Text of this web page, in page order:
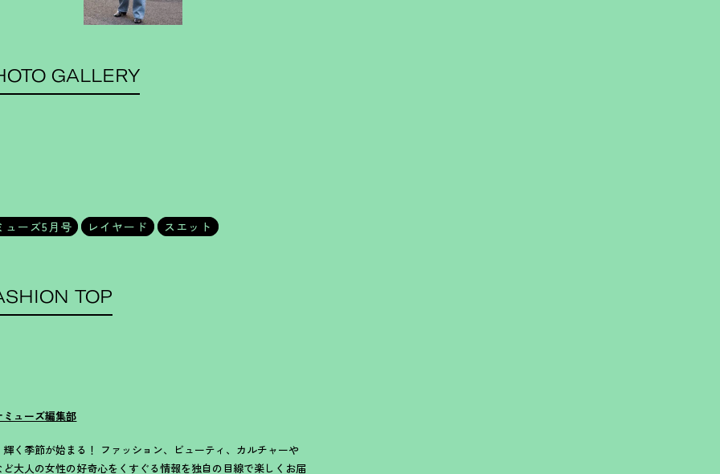
GALLERY
ューズ5月号 レイヤード スエット
TOP
ミューズ編集部
輝く季節が始まる！ ファッション、ビューティ、カルチャーや
ど大人の女性の好奇心をくすぐる情報を独自の目線で楽しくお届